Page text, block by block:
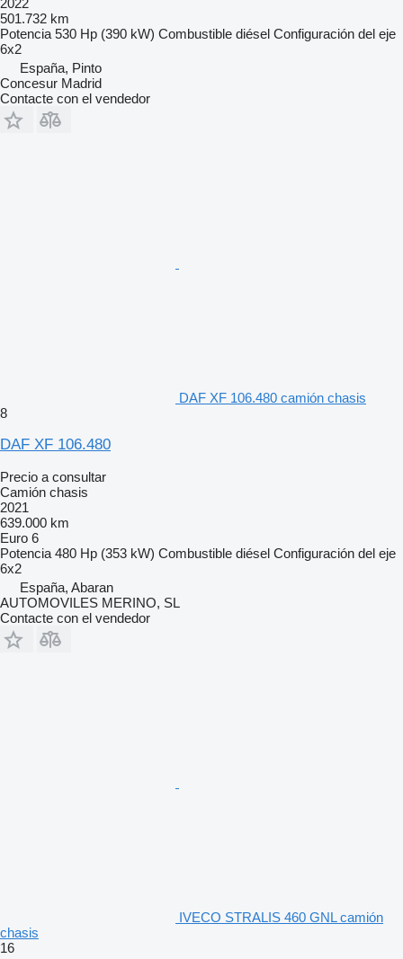
501.732 km
Potencia 530 Hp (390 kW) Combustible diésel Configuración del eje
6x2
España, Pinto
Concesur Madrid
Contacte con el vendedor
DAF XF 106.480 camión chasis
8
DAF XF 106.480
Precio a consultar
Camión chasis
2021
639.000 km
Euro 6
Potencia 480 Hp (353 kW) Combustible diésel Configuración del eje
6x2
España, Abaran
AUTOMOVILES MERINO, SL
Contacte con el vendedor
IVECO STRALIS 460 GNL camión
chasis
16